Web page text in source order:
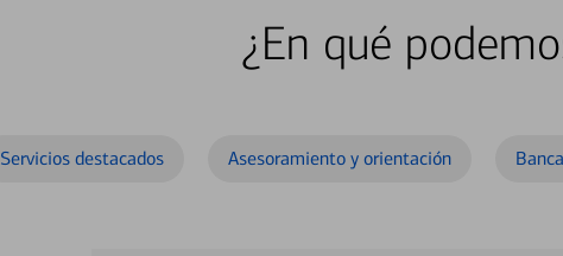
¿En qué
Servicios destacados Asesoramiento y orientación